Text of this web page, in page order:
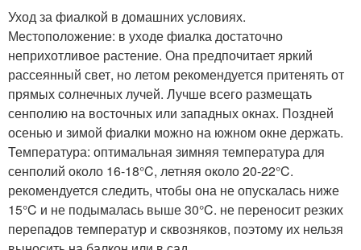
Уход за фиалкой в домашних условиях.
Местоположение: в уходе фиалка достаточно
неприхотливое растение. Она предпочитает яркий
рассеянный свет, но летом рекомендуется притенять от
прямых солнечных лучей. Лучше всего размещать
сенполию на восточных или западных окнах. Поздней
осенью и зимой фиалки можно на южном окне держать.
Температура: оптимальная зимняя температура для
сенполий около 16-18°C, летняя около 20-22°C.
рекомендуется следить, чтобы она не опускалась ниже
15°C и не подымалась выше 30°C. не переносит резких
перепадов температур и сквозняков, поэтому их нельзя